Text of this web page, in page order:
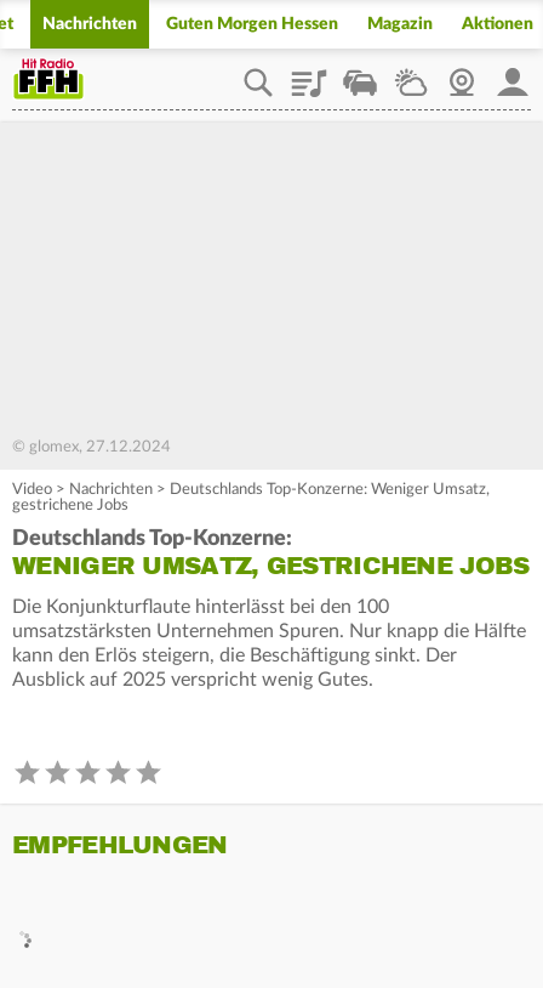
Nachrichten Guten Morgen Hessen Magazin Aktionen
PlaylistStaupilotWetterWebcam
© glomex, 27.12.2024
Video > Nachrichten > Deutschlands Top-Konzerne: Weniger Umsatz,
gestrichene Jobs
Deutschlands Top-Konzerne:
WENIGER UMSATZ, GESTRICHENE JOBS
Die Konjunkturflaute hinterlässt bei den 100
umsatzstärksten Unternehmen Spuren. Nur knapp die Hälfte
kann den Erlös steigern, die Beschäftigung sinkt. Der
Ausblick auf 2025 verspricht wenig Gutes.
EMPFEHLUNGEN